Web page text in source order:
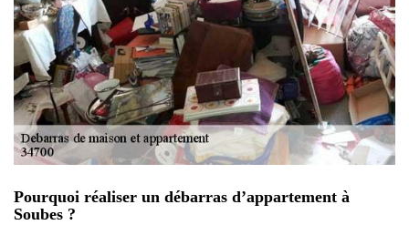
Pourquoi réaliser un débarras d’appartement à
Soubes ?